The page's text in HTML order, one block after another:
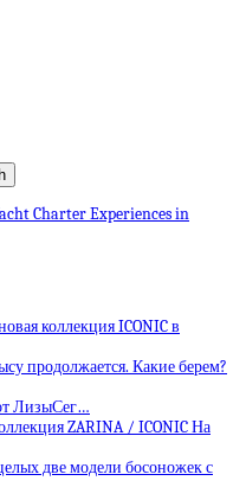
Charter Experiences in
коллекция ICONIC в
продолжается. Какие берем?
ЛизыСег…
ZARINA / ICONIC На
две модели босоножек с